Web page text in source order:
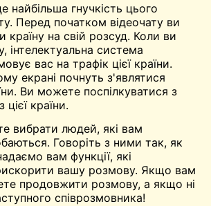
найбільша гнучкість цього
Перед початком відеочату ви
країну на свій розсуд. Коли ви
інтелектуальна система
вас на трафік цієї країни.
екрані почнуть з'являтися
Ви можете поспілкуватися з
країни.
вибрати людей, які вам
Говоріть з ними так, як
вам функції, які
вашу розмову. Якщо вам
продовжити розмову, а якщо ні
співрозмовника!